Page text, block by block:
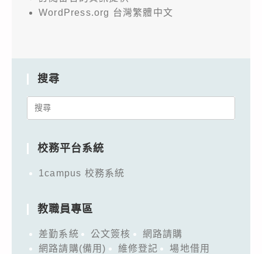
WordPress.org 台灣繁體中文
搜尋
Search
校務平台系統
1campus 校務系統
教職員專區
差勤系統 公文簽核
網路請購
網路請購(備用)
維修登記
場地借用